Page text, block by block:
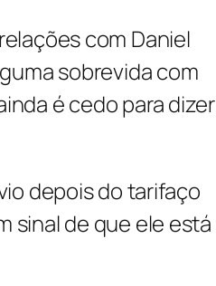
com Daniel
sobrevida com
é cedo para dizer
depois do tarifaço
sinal de que ele está